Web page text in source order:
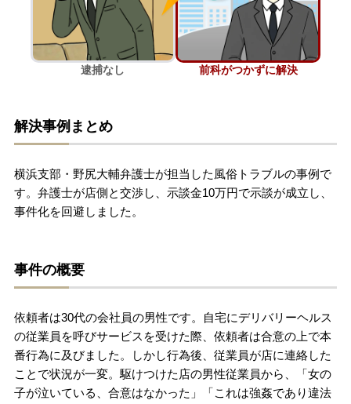
刑事事件を示談で解決したい
弁護士紹介
弁護士費用
解決実績
ご依頼者からのお手紙
無料相談の口コミ評判
逮捕なし 前科がつかずに解決
解決事例まとめ
横浜支部・野尻大輔弁護士が担当した風俗トラブルの事例で
す。弁護士が店側と交渉し、示談金10万円で示談が成立し、
事件化を回避しました。
事件の概要
依頼者は30代の会社員の男性です。自宅にデリバリーヘルス
の従業員を呼びサービスを受けた際、依頼者は合意の上で本
番行為に及びました。しかし行為後、従業員が店に連絡した
ことで状況が一変。駆けつけた店の男性従業員から、「女の
子が泣いている、合意はなかった」「これは強姦であり違法